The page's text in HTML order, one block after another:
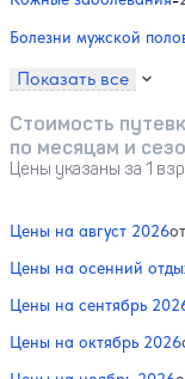
Болезни мужской
Показать все
Стоимость
по месяцам и
Цены указаны за 1
Цены на август 2026
Цены на осенний
Цены на сентябрь
Цены на октябрь 2026